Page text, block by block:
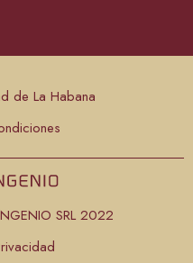
de La Habana
SRL 2022